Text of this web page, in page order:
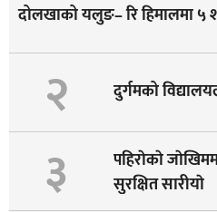
दोलखाको यलुङ– रि हिमालमा ५
२ दुर्गमको
३
पहिराेकाे
सुरक्षित सारीयाे